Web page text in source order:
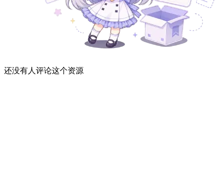
还没有人评论这个资源